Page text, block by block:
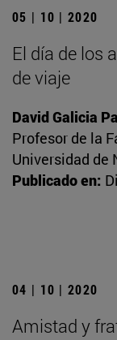
05 | 10 | 2020
El día de los
de viaje
David Galicia
Profesor de la
Universidad de
Publicado en:
04 | 10 | 2020
Amistad y